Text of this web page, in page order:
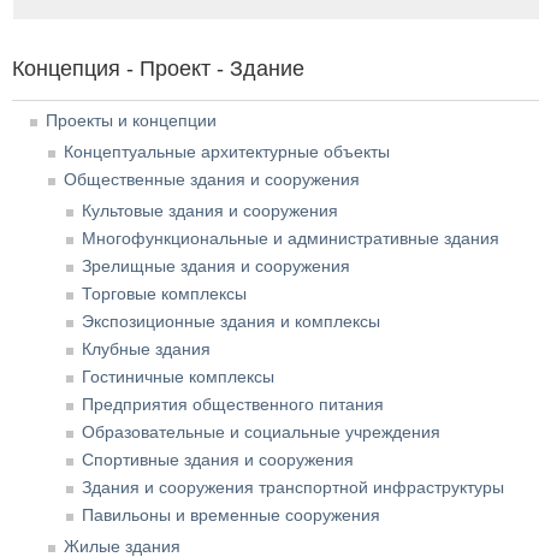
Концепция - Проект - Здание
Проекты и концепции
Концептуальные архитектурные объекты
Общественные здания и сооружения
Культовые здания и сооружения
Многофункциональные и административные здания
Зрелищные здания и сооружения
Торговые комплексы
Экспозиционные здания и комплексы
Клубные здания
Гостиничные комплексы
Предприятия общественного питания
Образовательные и социальные учреждения
Спортивные здания и сооружения
Здания и сооружения транспортной инфраструктуры
Павильоны и временные сооружения
Жилые здания